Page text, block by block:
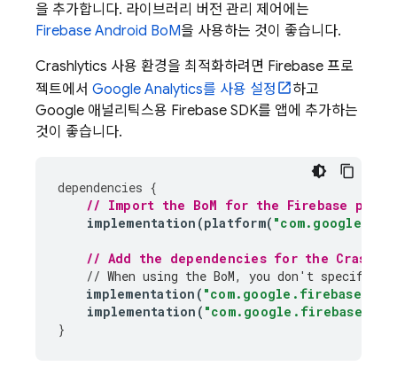
을 추가합니다. 라이브러리 버전 관리 제어에는
Firebase Android BoM을 사용하는 것이 좋습니다.
Crashlytics 사용 환경을 최적화하려면 Firebase 프로
젝트에서 Google Analytics를 사용 설정
하고
Google 애널리틱스용 Firebase SDK를 앱에 추가하는
것이 좋습니다.
dependencies {
// Import the BoM for the Firebase
implementation (platform(
// Add the dependencies for the
// When using the BoM, you don't specify
implementation (
implementation (
}